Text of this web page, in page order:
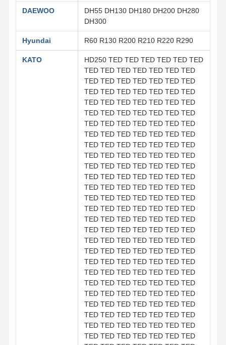
DAEWOO
DH55 DH130 DH180 DH200 DH280
DH300
Hyundai R60 R130 R200 R210 R220 R290
KATO
HD250 TED TED TED TED TED TED
TED TED TED TED TED TED TED
TED TED TED TED TED TED TED
TED TED TED TED TED TED TED
TED TED TED TED TED TED TED
TED TED TED TED TED TED TED
TED TED TED TED TED TED TED
TED TED TED TED TED TED TED
TED TED TED TED TED TED TED
TED TED TED TED TED TED TED
TED TED TED TED TED TED TED
TED TED TED TED TED TED TED
TED TED TED TED TED TED TED
TED TED TED TED TED TED TED
TED TED TED TED TED TED TED
TED TED TED TED TED TED TED
TED TED TED TED TED TED TED
TED TED TED TED TED TED TED
TED TED TED TED TED TED TED
TED TED TED TED TED TED TED
TED TED TED TED TED TED TED
TED TED TED TED TED TED TED
TED TED TED TED TED TED TED
TED TED TED TED TED TED TED
TED TED TED TED TED TED TED
TED TED TED TED TED TED TED
TED TED TED TED TED TED TED